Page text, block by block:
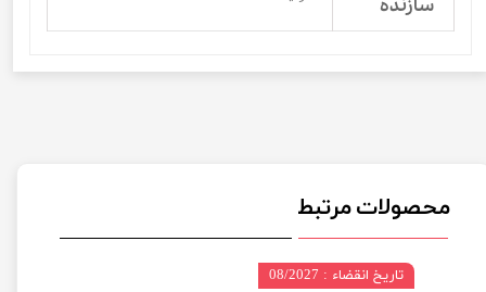
سازنده
محصولات مرتبط
تاریخ انقضاء : 08/2027